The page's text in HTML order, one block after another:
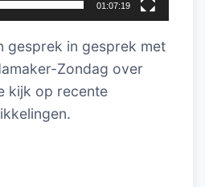
01:07:19
gesprek in gesprek met
Zondag over
kijk op recente